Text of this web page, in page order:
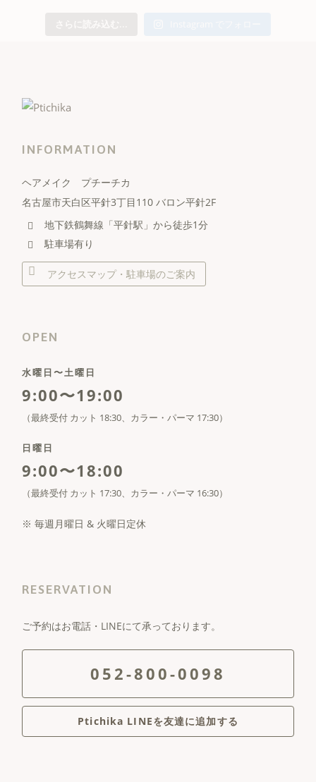
INFORMATION
ヘアメイク プチーチカ
名古屋市天白区平針3丁目110 バロン平針2F
地下鉄鶴舞線「平針駅」から徒歩1分
駐車場有り
アクセスマップ・駐車場のご案内
OPEN
水曜日〜土曜日
9:00〜19:00
（最終受付 カット 18:30、カラー・パーマ 17:30）
日曜日
9:00〜18:00
（最終受付 カット 17:30、カラー・パーマ 16:30）
※ 毎週月曜日 & 火曜日定休
RESERVATION
ご予約はお電話・LINEにて承っております。
052-800-0098
Ptichika LINEを友達に追加する